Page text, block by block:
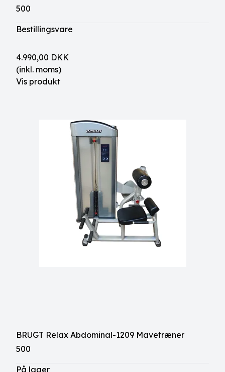
500
Bestillingsvare
4.990,00 DKK
(inkl. moms)
Vis produkt
BRUGT Relax Abdominal-1209 Mavetræner
500
På lager